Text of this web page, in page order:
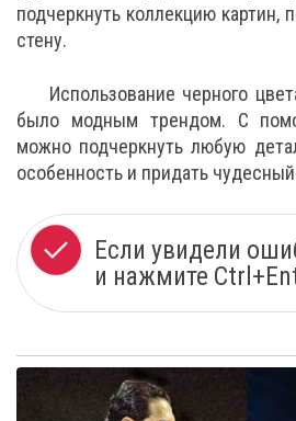
подчеркнуть коллекцию картин,
стену.
Использование черного
было модным трендом. С
можно подчеркнуть любую
особенность и придать
Если увидели
и нажмите